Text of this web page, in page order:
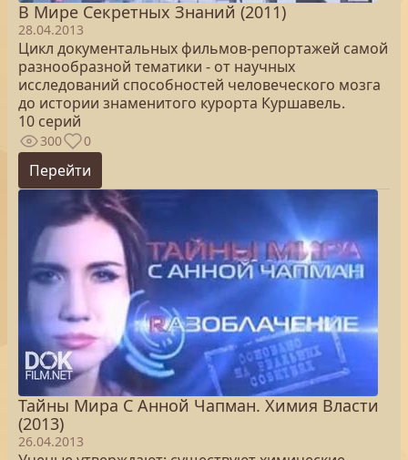
В Мире Секретных Знаний (2011)
28.04.2013
Цикл документальных фильмов-репортажей самой
разнообразной тематики - от научных
исследований способностей человеческого мозга
до истории знаменитого курорта Куршавель.
10 серий
300 0
Перейти
Тайны Мира С Анной Чапман. Химия Власти
(2013)
26.04.2013